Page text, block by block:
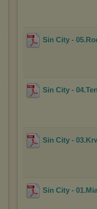
Sin City -
Sin City -
Sin City -
Sin City -